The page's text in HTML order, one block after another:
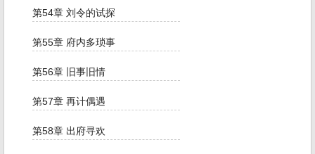
第54章 刘令的试探
第55章 府内多琐事
第56章 旧事旧情
第57章 再计偶遇
第58章 出府寻欢